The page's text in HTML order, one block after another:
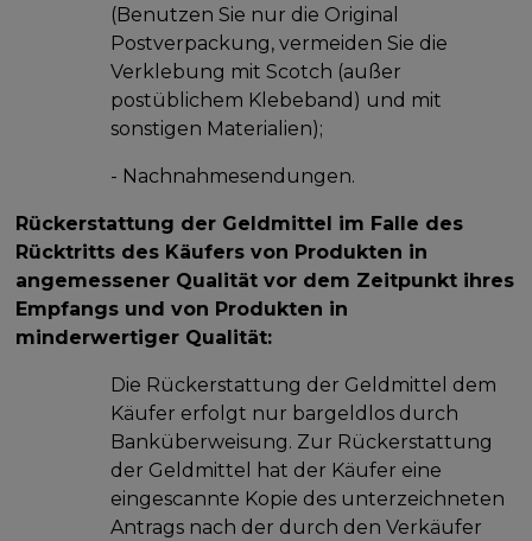
(Benutzen Sie nur die Original
Postverpackung, vermeiden Sie die
Verklebung mit Scotch (außer
postüblichem Klebeband) und mit
sonstigen Materialien);
- Nachnahmesendungen.
Rückerstattung der Geldmittel im Falle des
Rücktritts des Käufers von Produkten in
angemessener Qualität vor dem Zeitpunkt ihres
Empfangs und von Produkten in
minderwertiger Qualität:
Die Rückerstattung der Geldmittel dem
Käufer erfolgt nur bargeldlos durch
Banküberweisung. Zur Rückerstattung
der Geldmittel hat der Käufer eine
eingescannte Kopie des unterzeichneten
Antrags nach der durch den Verkäufer